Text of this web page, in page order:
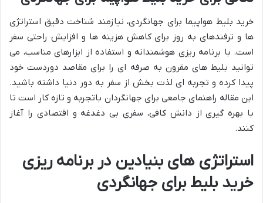
خرید بلیط هواپیما برای جهانگردی، نیازمند شناخت دقیق استراتژی
ها و ترفندهای به روز برای کاهش هزینه ها و افزایش راحتی سفر
است. با برنامه ریزی هوشمندانه و استفاده از ابزارهای مناسب، می
توانید بلیط های مقرون به صرفه ای را برای مقاصد دوردست خود
پیدا کرده و تجربه ای لذت بخش از سفر به دور دنیا داشته باشید.
این مقاله راهنمای جامعی برای جهانگردان باتجربه و تازه کار است تا
با بهره گیری از دانش کافی، سفری بی دغدغه و اقتصادی را آغاز
کنند.
استراتژی های بنیادین در برنامه ریزی
خرید بلیط برای جهانگردی